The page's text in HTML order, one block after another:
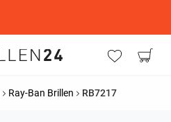
Ray-Ban Brillen RB7217